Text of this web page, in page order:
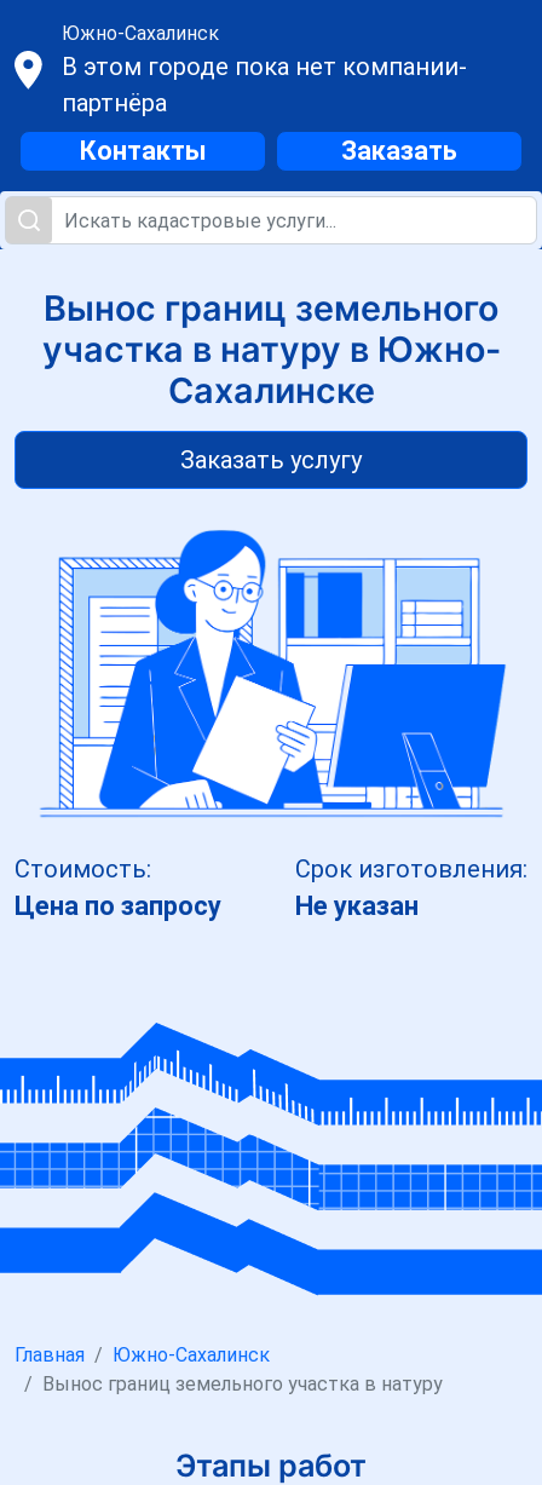
Южно-Сахалинск
В этом городе пока нет компании-
партнёра
Контакты Заказать
Вынос границ земельного
участка в натуру в Южно-
Сахалинске
Заказать услугу
Стоимость:
Цена по запросу
Срок изготовления:
Не указан
Главная
Южно-Сахалинск
Вынос границ земельного участка в натуру
Этапы работ